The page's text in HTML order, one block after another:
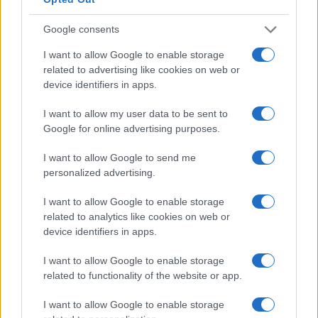
Google consents
I want to allow Google to enable storage
related to advertising like cookies on web or
device identifiers in apps.
I want to allow my user data to be sent to
Google for online advertising purposes.
I want to allow Google to send me
personalized advertising.
I want to allow Google to enable storage
related to analytics like cookies on web or
device identifiers in apps.
I want to allow Google to enable storage
related to functionality of the website or app.
I want to allow Google to enable storage
του τελευταίου σάχη, κάλεσε τους εργαζόμενους
στον πετρελαϊκό τομέα σε απεργία, μια κίνηση με
ισχυρό ιστορικό συμβολισμό, καθώς αντίστοιχες
μοναρχίας το 1978.
Οι αναλυτές περιγράφουν τέσσερα πιθανά
σενάρια: μια παρατεταμένη κρίση χωρίς σαφή